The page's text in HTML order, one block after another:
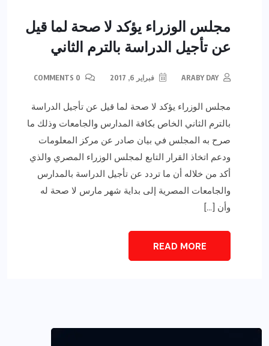
مجلس الوزراء يؤكد لا صحة لما قيل
عن تأجيل الدراسة بالترم الثاني
ARABY DAY فبراير 6, 2017
مجلس الوزراء يؤكد لا صحة لما قيل عن تأجيل الدراسة
بالترم الثاني الخاص بكافة المدارس والجامعات وذلك ما
صرح به المجلس في بيان صادر عن مركز المعلومات
ودعم اتخاذ القرار التابع لمجلس الوزراء المصري والذي
أكد من خلاله أن ما تردد عن تأجيل الدراسة بالمدارس
والجامعات المصرية إلى بداية شهر مارس لا صحة له
وأن […]
READ MORE